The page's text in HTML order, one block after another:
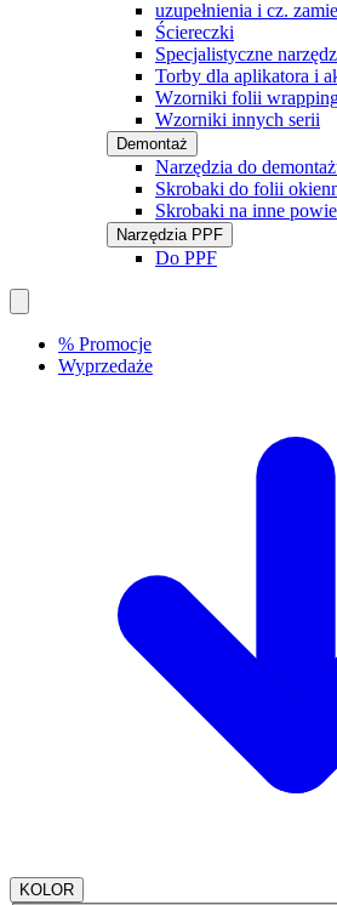
uzupełnienia i cz.
Ściereczki
Specjalistyczne
Torby dla aplikatora i
Wzorniki folii
Wzorniki innych serii
Demontaż
Narzędzia do
Skrobaki do folii
Skrobaki na inne
Narzędzia PPF
Do PPF
% Promocje
Wyprzedaże
KOLOR